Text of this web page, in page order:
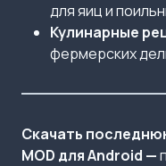
для яиц и
Кулинарные
фермерских
Скачать
MOD для Android —